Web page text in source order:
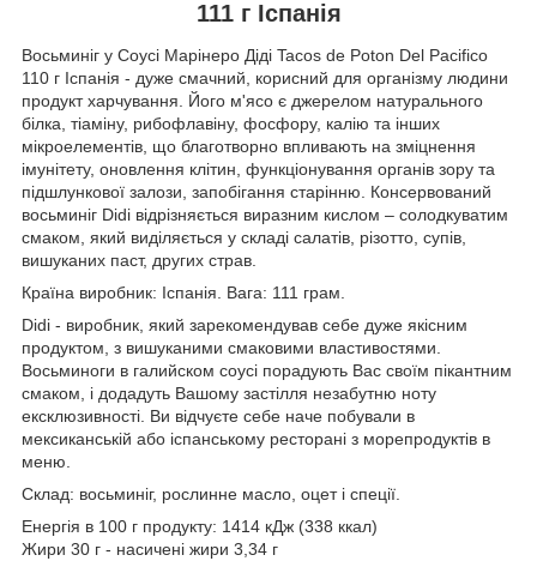
111 г Іспанія
Восьминіг у Соусі Марінеро Діді Tacos de Poton Del Pacifico
110 г Іспанія - дуже смачний, корисний для організму людини
продукт харчування. Його м'ясо є джерелом натурального
білка, тіаміну, рибофлавіну, фосфору, калію та інших
мікроелементів, що благотворно впливають на зміцнення
імунітету, оновлення клітин, функціонування органів зору та
підшлункової залози, запобігання старінню. Консервований
восьминіг Didi відрізняється виразним кислом – солодкуватим
смаком, який виділяється у складі салатів, різотто, супів,
вишуканих паст, других страв.
Країна виробник: Іспанія. Вага: 111 грам.
Didi - виробник, який зарекомендував себе дуже якісним
продуктом, з вишуканими смаковими властивостями.
Восьминоги в галийском соусі порадують Вас своїм пікантним
смаком, і додадуть Вашому застілля незабутню ноту
ексклюзивності. Ви відчуєте себе наче побували в
мексиканській або іспанському ресторані з морепродуктів в
меню.
Склад: восьминіг, рослинне масло, оцет і спеції.
Енергія в 100 г продукту: 1414 кДж (338 ккал)
Жири 30 г - насичені жири 3,34 г